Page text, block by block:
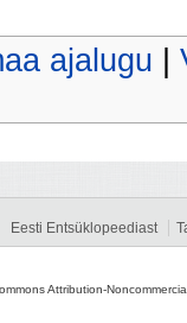
ajalugu
Eesti Entsüklopeediast
Attribution-